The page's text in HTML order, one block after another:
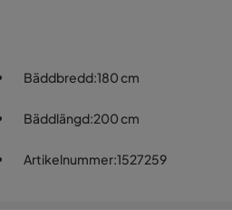
Bäddbredd:180 cm
Bäddlängd:200 cm
Artikelnummer:1527259